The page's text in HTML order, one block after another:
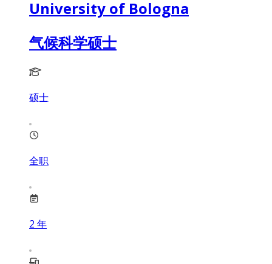
University of Bologna
气候科学硕士
硕士
全职
2 年